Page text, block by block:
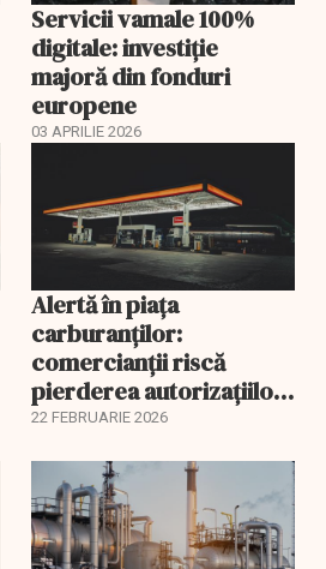
Servicii vamale 100%
digitale: investiție
majoră din fonduri
europene
03 APRILIE 2026
Alertă în piața
carburanților:
comercianții riscă
pierderea autorizațiilor
înainte de 1 martie. Ce
22 FEBRUARIE 2026